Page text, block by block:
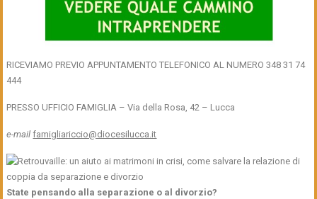
RICEVIAMO PREVIO APPUNTAMENTO TELEFONICO AL NUMERO 348 31 74
444
PRESSO UFFICIO FAMIGLIA – Via della Rosa, 42 – Lucca
e-mail famigliariccio@diocesilucca.it
State pensando alla separazione o al divorzio?